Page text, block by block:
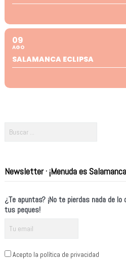
09
AGO
SALAMANCA ECLIPSA
Newsletter · ¡Menuda es
¿Te apuntas? ¡No te pierdas nada de
tus peques!
Acepto la política de privacidad